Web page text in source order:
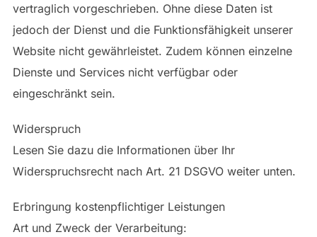
vertraglich vorgeschrieben. Ohne diese Daten ist
jedoch der Dienst und die Funktionsfähigkeit unserer
Website nicht gewährleistet. Zudem können einzelne
Dienste und Services nicht verfügbar oder
eingeschränkt sein.
Widerspruch
Lesen Sie dazu die Informationen über Ihr
Widerspruchsrecht nach Art. 21 DSGVO weiter unten.
Erbringung kostenpflichtiger Leistungen
Art und Zweck der Verarbeitung: